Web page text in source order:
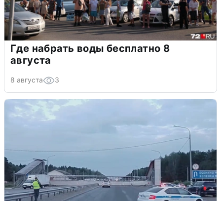
Где набрать воды бесплатно 8
августа
8 августа 3